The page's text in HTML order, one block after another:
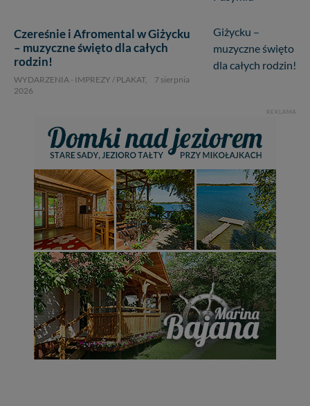
Czereśnie i Afromental w Giżycku
– muzyczne święto dla całych
rodzin!
WYDARZENIA - IMPREZY / PLAKAT,
7 sierpnia
2026
REKLAMA